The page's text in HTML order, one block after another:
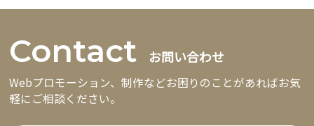
Contact お問い合わせ
Webプロモーション、制作などお困りのことがあればお気
軽にご相談ください。